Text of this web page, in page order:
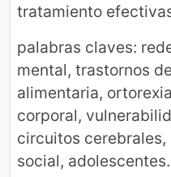
tratamiento
palabras claves:
mental, trastornos
alimentaria,
corporal,
circuitos
social, adolescentes.